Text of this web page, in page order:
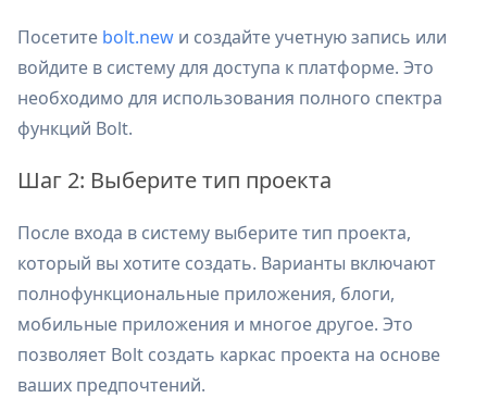
Посетите bolt.new и создайте учетную запись или
войдите в систему для доступа к платформе. Это
необходимо для использования полного спектра
функций Bolt.
Шаг 2: Выберите тип проекта
После входа в систему выберите тип проекта,
который вы хотите создать. Варианты включают
полнофункциональные приложения, блоги,
мобильные приложения и многое другое. Это
позволяет Bolt создать каркас проекта на основе
ваших предпочтений.